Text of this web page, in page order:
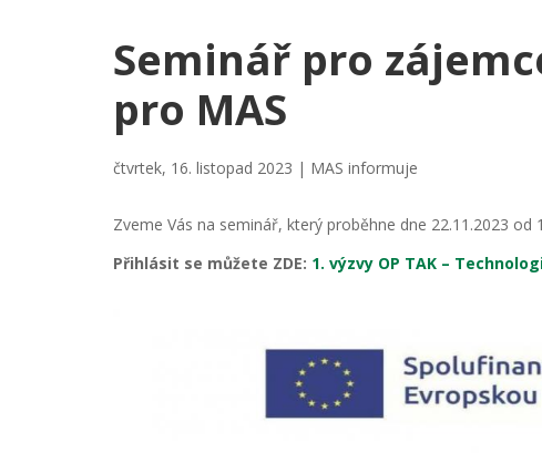
Seminář pro
pro MAS
čtvrtek, 16. listopad 2023 | MAS informuje
Zveme Vás na seminář, který proběhne dne 22.11.2023 od
Přihlásit se můžete ZDE: 1. výzvy OP TAK –